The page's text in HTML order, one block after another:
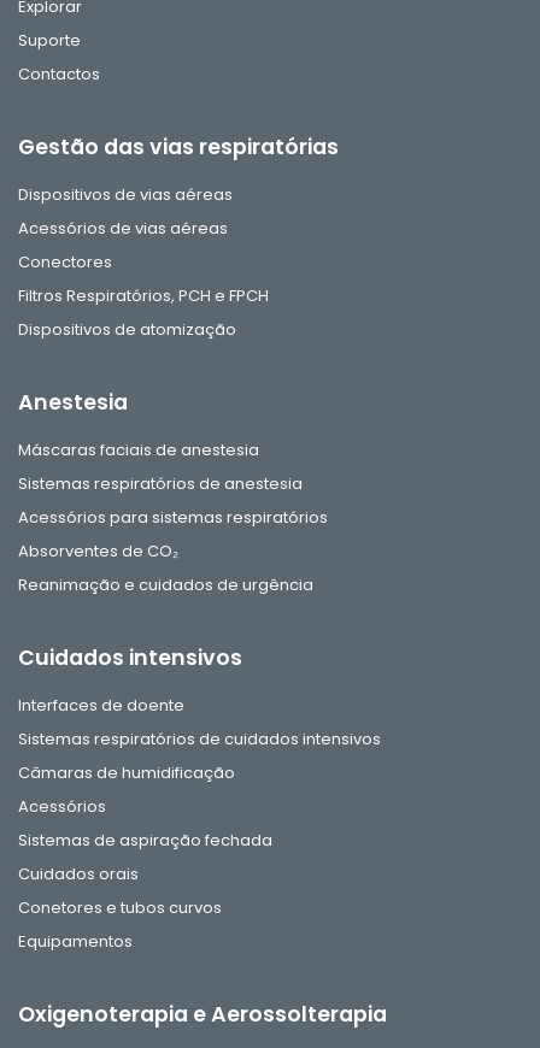
Explorar
Suporte
Contactos
Gestão das vias respiratórias
Dispositivos de vias aéreas
Acessórios de vias aéreas
Conectores
Filtros Respiratórios, PCH e FPCH
Dispositivos de atomização
Anestesia
Máscaras faciais de anestesia
Sistemas respiratórios de anestesia
Acessórios para sistemas respiratórios
Absorventes de CO₂
Reanimação e cuidados de urgência
Cuidados intensivos
Interfaces de doente
Sistemas respiratórios de cuidados intensivos
Câmaras de humidificação
Acessórios
Sistemas de aspiração fechada
Cuidados orais
Conetores e tubos curvos
Equipamentos
Oxigenoterapia e Aerossolterapia